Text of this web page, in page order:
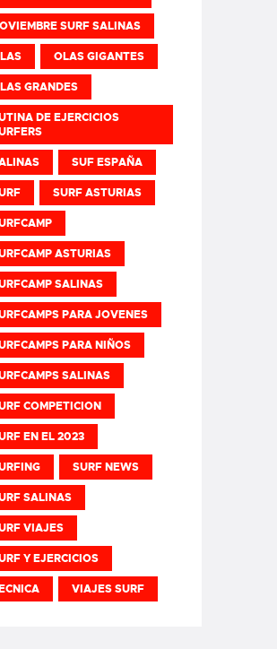
SURF SALINAS
OLAS GIGANTES
GRANDES
DE EJERCICIOS
SUF ESPAÑA
SURF ASTURIAS
ASTURIAS
SALINAS
PARA JOVENES
PARA NIÑOS
SALINAS
COMPETICION
EN EL 2023
SURF NEWS
SALINAS
VIAJES
Y EJERCICIOS
VIAJES SURF